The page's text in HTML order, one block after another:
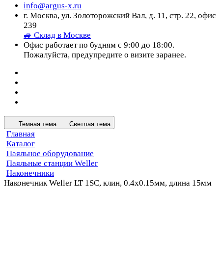
info@argus-x.ru
г. Москва, ул. Золоторожский Вал, д. 11, стр. 22, офис
239
🚙 Склад в Москве
Офис работает по будням с 9:00 до 18:00.
Пожалуйста, предупредите о визите заранее.
Темная тема Светлая тема
Главная
Каталог
Паяльное оборудование
Паяльные станции Weller
Наконечники
Наконечник Weller LT 1SC, клин, 0.4х0.15мм, длина 15мм